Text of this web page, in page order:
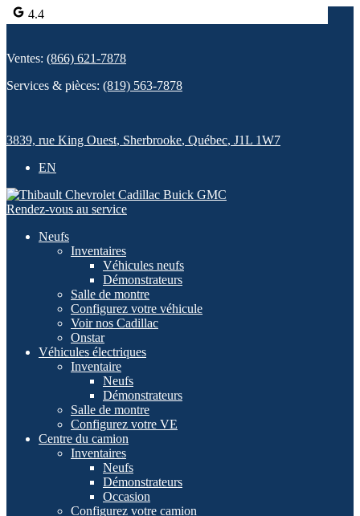
4.4
Ventes: (866) 621-7878
Services & pièces: (819) 563-7878
3839, rue King Ouest, Sherbrooke, Québec, J1L 1W7
EN
Rendez-vous au service
Neufs
Inventaires
Véhicules neufs
Démonstrateurs
Salle de montre
Configurez votre véhicule
Voir nos Cadillac
Onstar
Véhicules électriques
Inventaire
Neufs
Démonstrateurs
Salle de montre
Configurez votre VE
Centre du camion
Inventaires
Neufs
Démonstrateurs
Occasion
Configurez votre camion